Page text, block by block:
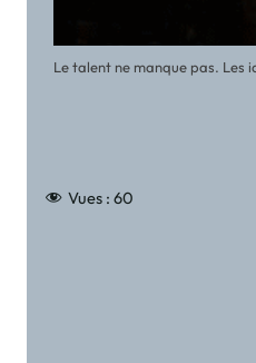
Le talent ne manque pas. Les
Vues : 60